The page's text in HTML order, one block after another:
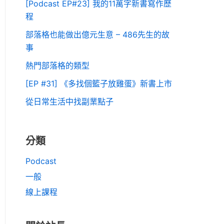
[Podcast EP#23] 我的11萬字新書寫作歷
程
部落格也能做出億元生意 – 486先生的故
事
熱門部落格的類型
[EP #31] 《多找個籃子放雞蛋》新書上市
從日常生活中找副業點子
分類
Podcast
一般
線上課程